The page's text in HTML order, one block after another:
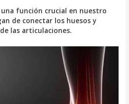
función crucial en nuestro
de conectar los huesos y
las articulaciones.